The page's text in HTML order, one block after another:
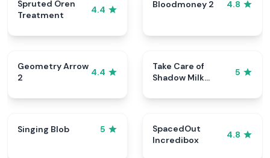
Spruted Oren
Treatment
4.4
Bloodmoney 2 4.8
Geometry Arrow
2
4.4
Take Care of
Shadow Milk
5
Singing Blob 5
SpacedOut
Incredibox
4.8